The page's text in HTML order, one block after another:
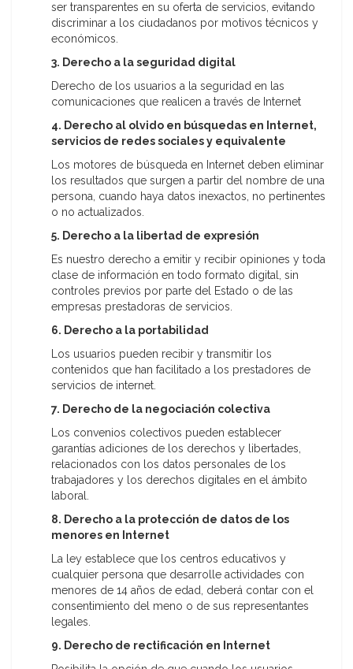
ser transparentes en su oferta de servicios, evitando
discriminar a los ciudadanos por motivos técnicos y
económicos.
3. Derecho a la seguridad digital
Derecho de los usuarios a la seguridad en las
comunicaciones que realicen a través de Internet
4. Derecho al olvido en búsquedas en Internet,
servicios de redes sociales y equivalente
Los motores de búsqueda en Internet deben eliminar
los resultados que surgen a partir del nombre de una
persona, cuando haya datos inexactos, no pertinentes
o no actualizados.
5. Derecho a la libertad de expresión
Es nuestro derecho a emitir y recibir opiniones y toda
clase de información en todo formato digital, sin
controles previos por parte del Estado o de las
empresas prestadoras de servicios.
6. Derecho a la portabilidad
Los usuarios pueden recibir y transmitir los
contenidos que han facilitado a los prestadores de
servicios de internet.
7. Derecho de la negociación colectiva
Los convenios colectivos pueden establecer
garantías adiciones de los derechos y libertades,
relacionados con los datos personales de los
trabajadores y los derechos digitales en el ámbito
laboral.
8. Derecho a la protección de datos de los
menores en Internet
La ley establece que los centros educativos y
cualquier persona que desarrolle actividades con
menores de 14 años de edad, deberá contar con el
consentimiento del meno o de sus representantes
legales.
9. Derecho de rectificación en Internet